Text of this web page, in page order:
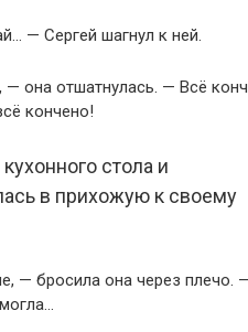
— Сергей шагнул к ней.
она отшатнулась. — Всё
кончено!
стола и
в прихожую к своему
— бросила она через плечо.